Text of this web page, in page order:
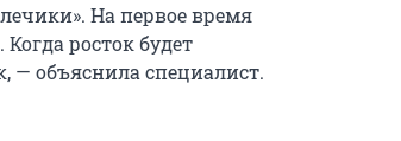
На первое время
росток будет
— объяснила специалист.